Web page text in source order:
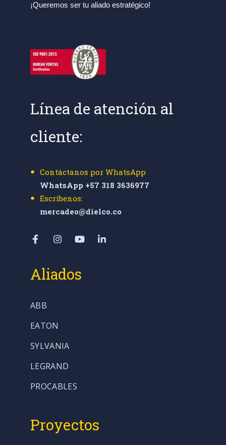
¡Queremos ser tu aliado estratégico!
Línea de atención al
cliente:
Contáctanos por WhatsApp
WhatsApp +57 318 3636977
Escríbenos:
mercadeo@dielco.co
Aliados
ABB
EATON
SYLVANIA
LEGRAND
PROCABLES
Proyectos